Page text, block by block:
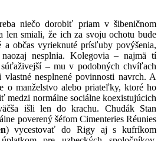
niečo dorobiť priam v šibeničnom
len smiali, že ich za svoju ochotu bude
a občas vyrieknuté prísľuby povýšenia,
nesplnia. Kolegovia – najmä tí
– mu v podobných chvíľach
nesplnené povinnosti navrch. A
o manželstvo alebo priateľky, ktoré ho
medzi normálne sociálne koexistujúcich
išli len do krachu. Chudák Stan
poverený šéfom Cimenteries Réunies
) vycestovať do Rigy aj s kufríkom